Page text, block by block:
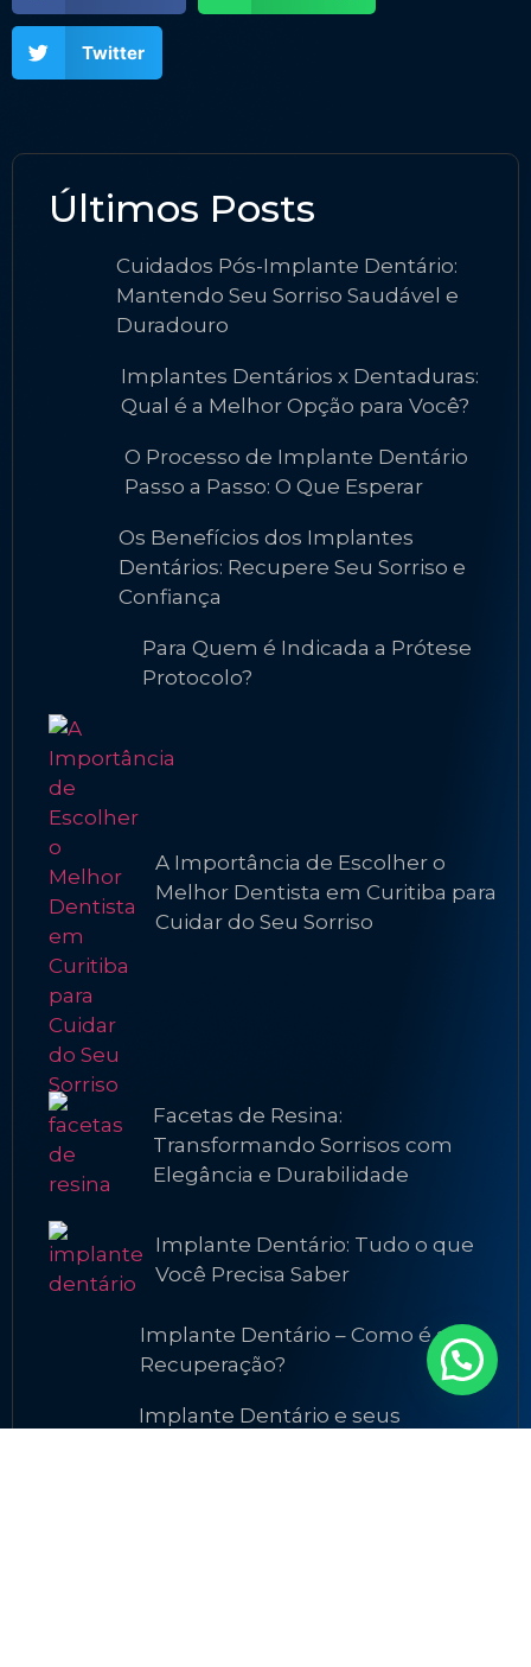
Twitter
Últimos Posts
Cuidados Pós-Implante Dentário:
Mantendo Seu Sorriso Saudável e
Duradouro
Implantes Dentários x Dentaduras:
Qual é a Melhor Opção para Você?
O Processo de Implante Dentário
Passo a Passo: O Que Esperar
Os Benefícios dos Implantes
Dentários: Recupere Seu Sorriso e
Confiança
Para Quem é Indicada a Prótese
Protocolo?
A Importância de Escolher o
Melhor Dentista em Curitiba para
Cuidar do Seu Sorriso
Facetas de Resina:
Transformando Sorrisos com
Elegância e Durabilidade
Implante Dentário: Tudo o que
Você Precisa Saber
Implante Dentário – Como é a
Recuperação?
Implante Dentário e seus